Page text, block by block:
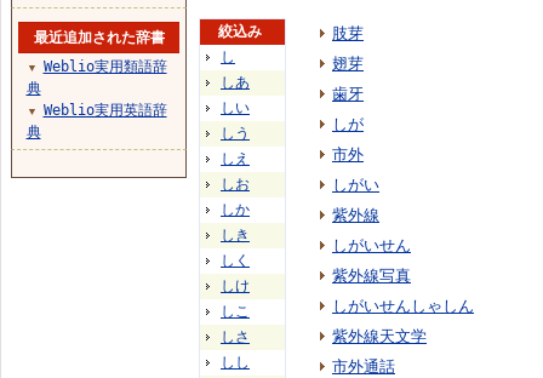
絞込み
し
しあ
しい
しう
しえ
しお
しか
しき
しく
しけ
しこ
しさ
しし
肢芽
翅芽
歯牙
しが
市外
しがい
紫外線
しがいせん
紫外線写真
しがいせんしゃしん
紫外線天文学
市外通話
最近追加された辞書
▼
Weblio実用類語辞
典
▼
Weblio実用英語辞
典